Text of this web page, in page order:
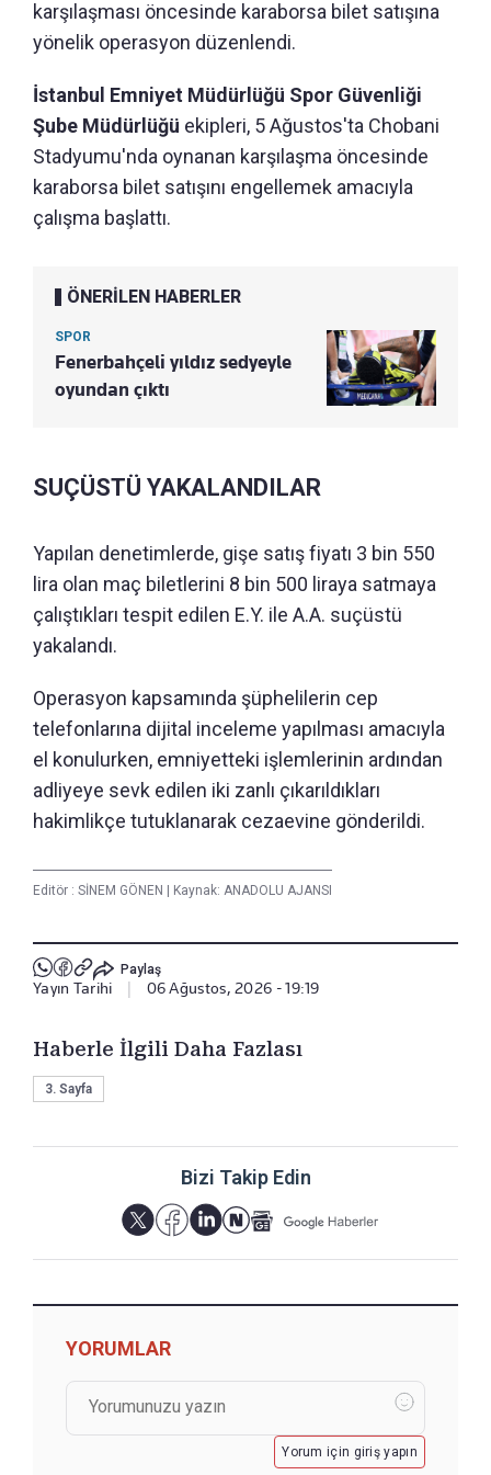
karşılaşması öncesinde karaborsa bilet satışına
yönelik operasyon düzenlendi.
İstanbul Emniyet Müdürlüğü Spor Güvenliği
Şube Müdürlüğü ekipleri, 5 Ağustos'ta Chobani
Stadyumu'nda oynanan karşılaşma öncesinde
karaborsa bilet satışını engellemek amacıyla
çalışma başlattı.
ÖNERİLEN HABERLER
SPOR
Fenerbahçeli yıldız sedyeyle
oyundan çıktı
SUÇÜSTÜ YAKALANDILAR
Yapılan denetimlerde, gişe satış fiyatı 3 bin 550
lira olan maç biletlerini 8 bin 500 liraya satmaya
çalıştıkları tespit edilen E.Y. ile A.A. suçüstü
yakalandı.
Operasyon kapsamında şüphelilerin cep
telefonlarına dijital inceleme yapılması amacıyla
el konulurken, emniyetteki işlemlerinin ardından
adliyeye sevk edilen iki zanlı çıkarıldıkları
hakimlikçe tutuklanarak cezaevine gönderildi.
Editör : SİNEM GÖNEN Kaynak: ANADOLU AJANSI
Paylaş
Yayın Tarihi 06 Ağustos, 2026 - 19:19
Haberle İlgili Daha Fazlası
3. Sayfa
Bizi Takip Edin
YORUMLAR
Yorum için giriş yapın